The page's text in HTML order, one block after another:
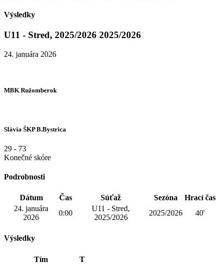
Výsledky
U11 - Stred, 2025/2026 2025/2026
24. januára 2026
MBK Ružomberok
Slávia ŠKP B.Bystrica
29 - 73
Konečné skóre
Podrobnosti
Dátum Čas Súťaž Sezóna
Hrací čas
24. januára
2026
0:00
U11 - Stred,
2025/2026
2025/2026 40'
Výsledky
Tím
T